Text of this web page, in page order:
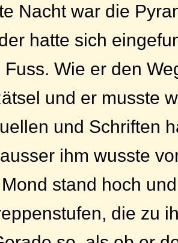
Nacht war die
hatte sich
Wie er den
und er musste
und Schriften
ihm wusste
stand hoch
die zu